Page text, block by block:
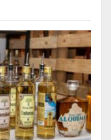
se iluminou na cor
alimentos importa.
sempre da mesma forma
por que a maioria